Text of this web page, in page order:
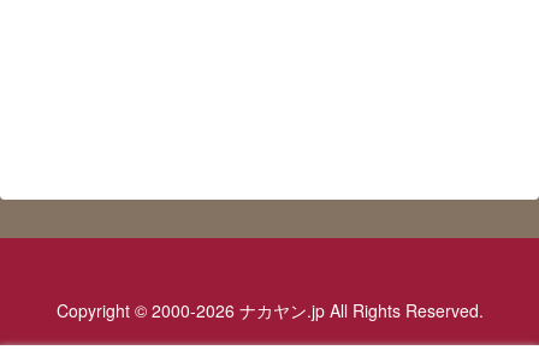
Copyright © 2000-2026 ナカヤン.jp All Rights Reserved.